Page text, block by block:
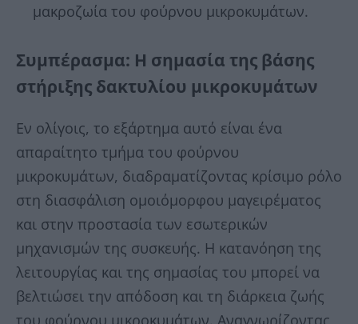
μακροζωία του φούρνου μικροκυμάτων.
Συμπέρασμα: Η σημασία της βάσης
στήριξης δακτυλίου μικροκυμάτων
Εν ολίγοις, το εξάρτημα αυτό είναι ένα
απαραίτητο τμήμα του φούρνου
μικροκυμάτων, διαδραματίζοντας κρίσιμο ρόλο
στη διασφάλιση ομοιόμορφου μαγειρέματος
και στην προστασία των εσωτερικών
μηχανισμών της συσκευής. Η κατανόηση της
λειτουργίας και της σημασίας του μπορεί να
βελτιώσει την απόδοση και τη διάρκεια ζωής
του φούρνου μικροκυμάτων. Αναγνωρίζοντας